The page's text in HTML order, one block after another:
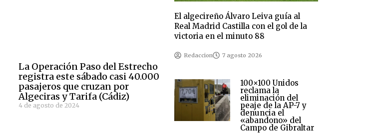
La Operación Paso del Estrecho
registra este sábado casi 40.000
pasajeros que cruzan por
Algeciras y Tarifa (Cádiz)
4 de agosto de 2024
El algecireño Álvaro Leiva guía al
Real Madrid Castilla con el gol de la
victoria en el minuto 88
Redaccion 7 agosto 2026
100×100 Unidos
reclama la
eliminación del
peaje de la AP-7 y
denuncia el
«abandono» del
Campo de Gibraltar